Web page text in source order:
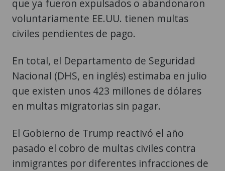
que ya fueron expulsados o abandonaron
voluntariamente EE.UU. tienen multas
civiles pendientes de pago.
En total, el Departamento de Seguridad
Nacional (DHS, en inglés) estimaba en julio
que existen unos 423 millones de dólares
en multas migratorias sin pagar.
El Gobierno de Trump reactivó el año
pasado el cobro de multas civiles contra
inmigrantes por diferentes infracciones de